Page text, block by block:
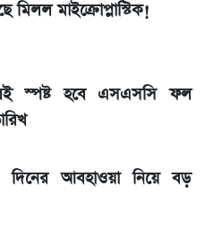
৩ উপায়ে জানা যাবে
পরিবর্তন
রুপার সর্বশেষ দাম
নতুন দাম
মিলল মাইক্রোপ্লাস্টিক!
স্পষ্ট হবে এসএসসি ফল
আবহাওয়া নিয়ে বড়